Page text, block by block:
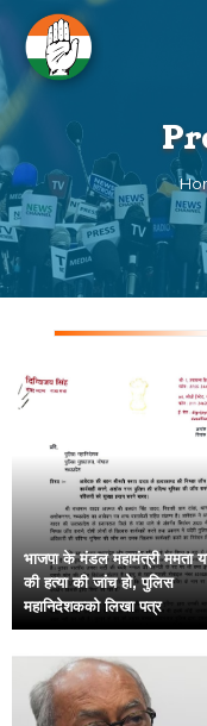
भाजपा के मंडल महामंत्री ममता
की हत्या की जांच हो, पुलिस
महानिदेशकको लिखा पत्र